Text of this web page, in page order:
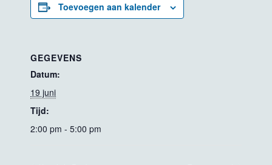
Toevoegen aan kalender
GEGEVENS
Datum:
19 juni
Tijd:
2:00 pm - 5:00 pm